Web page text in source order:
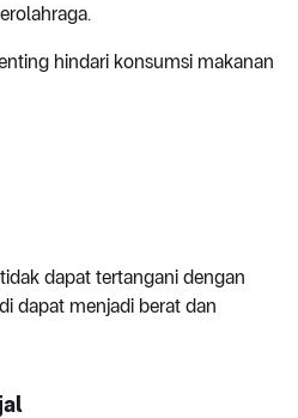
hindari konsumsi makanan
dapat tertangani dengan
dapat menjadi berat dan